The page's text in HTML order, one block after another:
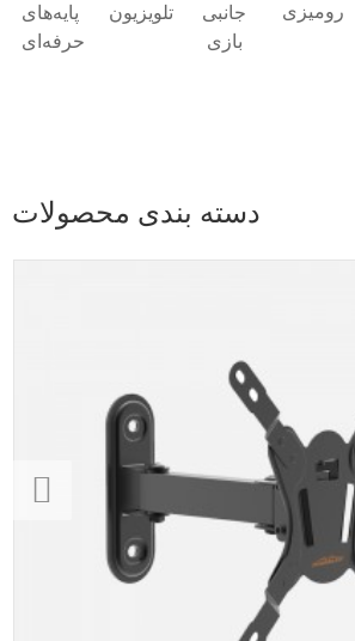
پایه‌های
حرفه‌ای
تلویزیون
جانبی
بازی
رومیزی
دسته بندی محصولات